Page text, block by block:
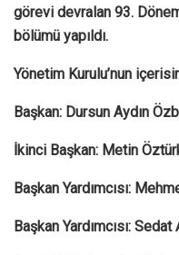
görevi devralan 93.
bölümü yapıldı.
Yönetim Kurulu’nun
Başkan: Dursun Aydın
İkinci Başkan: Metin
Başkan Yardımcısı:
Başkan Yardımcısı: